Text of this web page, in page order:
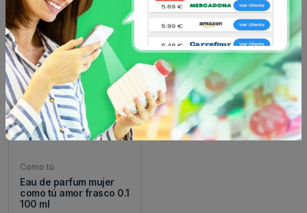
Como tú
Eau de parfum mujer
como tú amor frasco 0.1
100 ml